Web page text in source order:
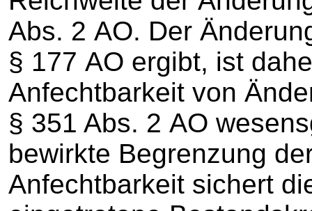
Abs. 2 AO. Der
§ 177 AO ergibt, ist
Anfechtbarkeit von
§ 351 Abs. 2 AO
bewirkte Begrenzung
Anfechtbarkeit sichert